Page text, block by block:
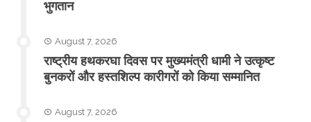
भुगतान
August 7, 2026
राष्ट्रीय हथकरघा दिवस पर मुख्यमंत्री धामी ने उत्कृष्ट
बुनकरों और हस्तशिल्प कारीगरों को किया सम्मानित
August 7, 2026